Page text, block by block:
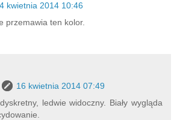
kwietnia 2014 10:46
przemawia ten kolor.
16 kwietnia 2014 07:49
ledwie widoczny. Biały wygląda